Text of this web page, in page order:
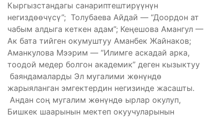
Кыргызстандагы санариптештирүүнүн
негиздөөчүсү”; Толубаева Айдай — “Доордон ат
чабым алдыга кеткен адам”; Кеңешова Амангул —
Ак бата тийген окумуштуу Аманбек Жайнаков;
Аманкулова Мээрим — “Илимге аскадай арка,
тоодой медер болгон академик” деген кызыктуу
баяндамаларды Эл мугалими жөнүндө
жарыяланган эмгектердин негизинде жасашты.
Андан соң мугалим жөнүндө ырлар окулуп,
Бишкек шаарынын мектеп окуучуларынын